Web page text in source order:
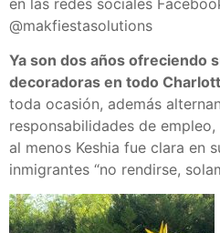
@makfiestasolutions
Ya son dos años ofreciendo
decoradoras en todo Charlott
toda ocasión, además
responsabilidades de
al menos Keshia fue clara en
inmigrantes “no rendirse,